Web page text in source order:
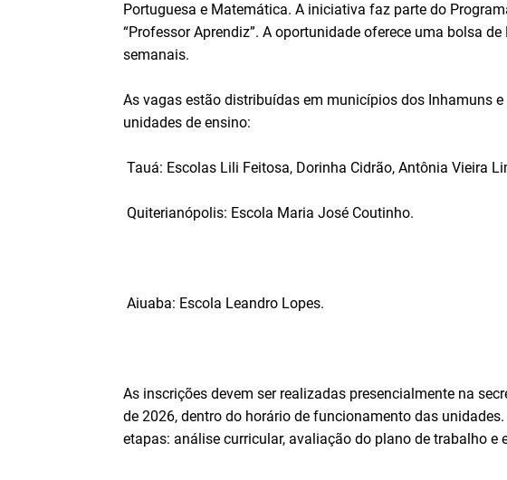
Portuguesa e Matemática. A iniciativa faz parte do
“Professor Aprendiz”. A oportunidade oferece uma bolsa
semanais.
As vagas estão distribuídas em municípios dos Inhamuns
unidades de ensino:
Tauá: Escolas Lili Feitosa, Dorinha Cidrão, Antônia Vieira
Quiterianópolis: Escola Maria José Coutinho.
Aiuaba: Escola Leandro Lopes.
As inscrições devem ser realizadas presencialmente na
de 2026, dentro do horário de funcionamento das
etapas: análise curricular, avaliação do plano de trabalho e